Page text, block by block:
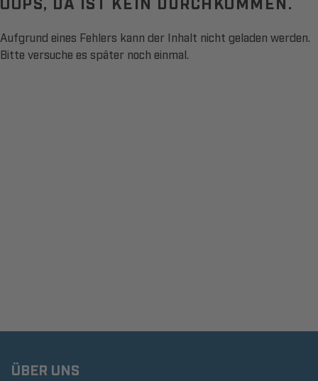
Aufgrund eines Fehlers kann der Inhalt nicht geladen werden.
Bitte versuche es später noch einmal.
ÜBER UNS